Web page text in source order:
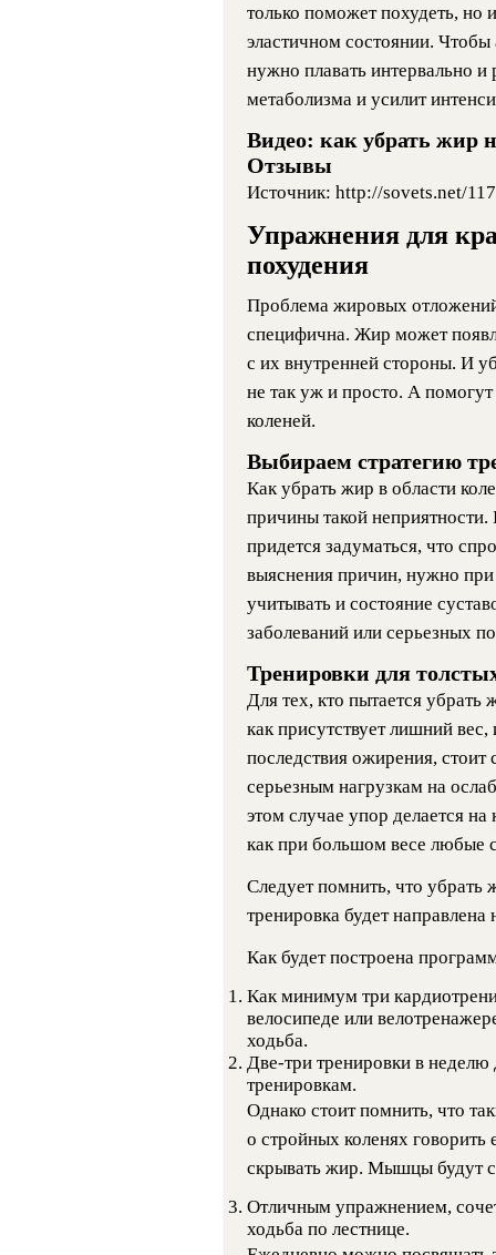
только поможет похудеть,
эластичном состоянии.
нужно плавать интервально и
метаболизма и усилит
Видео: как убрать жир
Отзывы
Источник: http://sovets.net/
Упражнения для
похудения
Проблема жировых
специфична. Жир может
с их внутренней стороны. И
не так уж и просто. А
коленей.
Выбираем стратегию
Как убрать жир в области
причины такой
придется задуматься, что
выяснения причин, нужно
учитывать и состояние
заболеваний или серьезных
Тренировки для
Для тех, кто пытается
как присутствует лишний
последствия ожирения,
серьезным нагрузкам на
этом случае упор делается
как при большом весе любые
Следует помнить, что убрать
тренировка будет
Как будет построена
Как минимум три
велосипеде или
ходьба.
Две-три тренировки в
тренировкам.
Однако стоит помнить, что
о стройных коленях говорить
скрывать жир. Мышцы будут
Отличным упражнением,
ходьба по лестнице.